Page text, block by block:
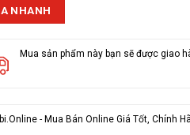
NHANH
Mua sản phẩm này bạn sẽ được giao
- Mua Bán Online Giá Tốt, Chính